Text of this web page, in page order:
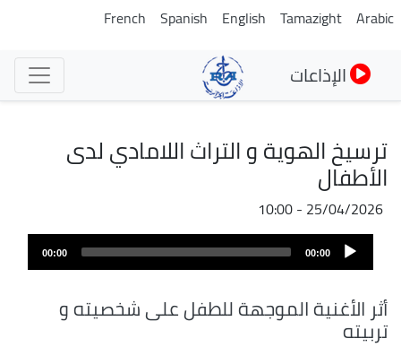
تجاوز
Arabic
Tamazight
English
Spanish
French
الإذاعات
ترسيخ الهوية و التراث اللامادي لدى
الأطفال
25/04/2026 - 10:00
Audio
Player
00:00
00:00
أثر الأغنية الموجهة للطفل على شخصيته و
تربيته